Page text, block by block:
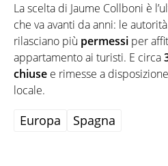
La scelta di Jaume Collboni è
che va avanti da anni: le
rilasciano più permessi per
appartamento ai turisti. E circa
chiuse e rimesse a
locale.
Europa Spagna